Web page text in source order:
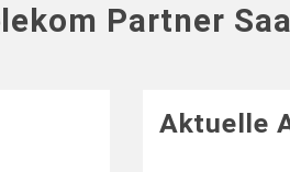
Partner
Aktuelle